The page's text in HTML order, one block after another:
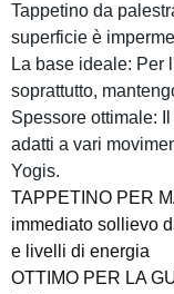
Tappetino da
superficie è
La base ideale: Per
soprattutto,
Spessore ottimale:
adatti a vari
Yogis.
TAPPETINO PER
immediato sollievo
e livelli di energia
OTTIMO PER LA